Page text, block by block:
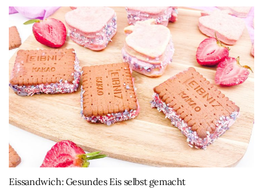
Eissandwich: Gesundes Eis selbst gemacht